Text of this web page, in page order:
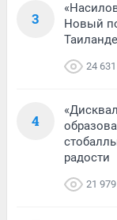
3
Новый
Таиланде
24 631
4
радости
21 979